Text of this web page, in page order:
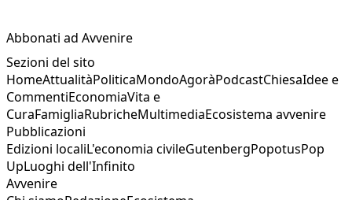
Abbonati ad Avvenire
Sezioni del sito
HomeAttualitàPoliticaMondoAgoràPodcastChiesaIdee e
CommentiEconomiaVita e
CuraFamigliaRubricheMultimediaEcosistema avvenire
Pubblicazioni
Edizioni localiL'economia civileGutenbergPopotusPop
UpLuoghi dell'Infinito
Avvenire